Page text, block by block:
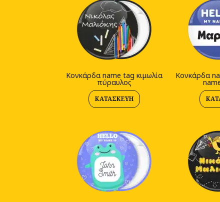
Κονκάρδα name tag κιμωλία
πύραυλος
ΚΑΤΑΣΚΕΥΉ
Κονκάρδα